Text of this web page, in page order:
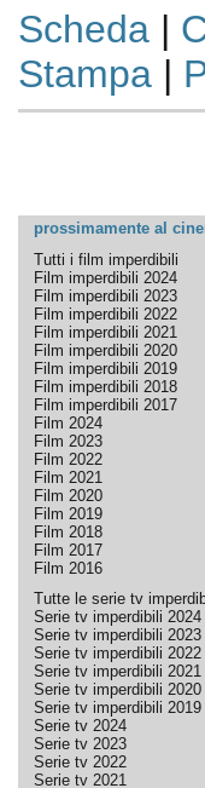
Scheda|
Stampa|
prossimamente al
Tutti i film imperdibili
Film imperdibili 2024
Film imperdibili 2023
Film imperdibili 2022
Film imperdibili 2021
Film imperdibili 2020
Film imperdibili 2019
Film imperdibili 2018
Film imperdibili 2017
Film 2024
Film 2023
Film 2022
Film 2021
Film 2020
Film 2019
Film 2018
Film 2017
Film 2016
Tutte le serie tv
Serie tv imperdibili 2024
Serie tv imperdibili 2023
Serie tv imperdibili 2022
Serie tv imperdibili 2021
Serie tv imperdibili 2020
Serie tv imperdibili 2019
Serie tv 2024
Serie tv 2023
Serie tv 2022
Serie tv 2021